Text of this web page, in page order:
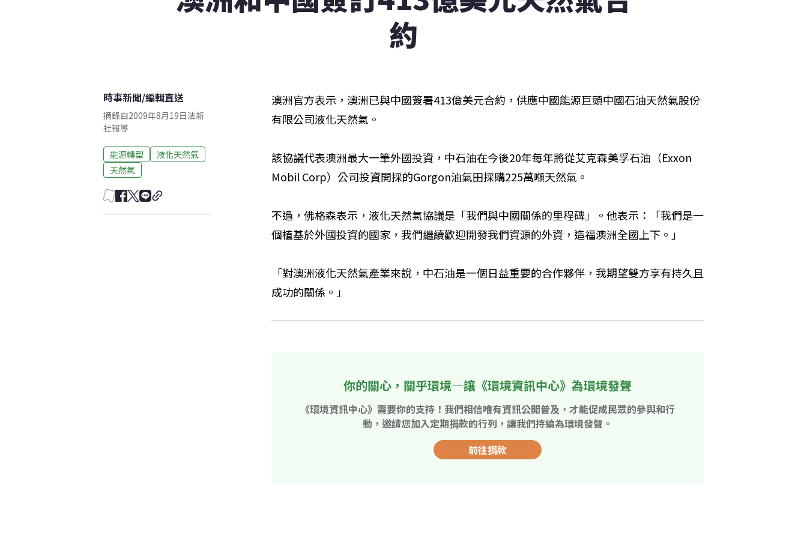
約
時事新聞/編輯直送
摘錄自2009年8月19日法新
社報導
能源轉型
液化天然氣
天然氣
澳洲官方表示，澳洲已與中國簽署413億美元合約，供應中國能源巨頭中國石油天然氣股份
有限公司液化天然氣。
該協議代表澳洲最大一筆外國投資，中石油在今後20年每年將從艾克森美孚石油（Exxon
Mobil Corp）公司投資開採的Gorgon油氣田採購225萬噸天然氣。
不過，佛格森表示，液化天然氣協議是「我們與中國關係的里程碑」。他表示：「我們是一
個植基於外國投資的國家，我們繼續歡迎開發我們資源的外資，造福澳洲全國上下。」
「對澳洲液化天然氣產業來說，中石油是一個日益重要的合作夥伴，我期望雙方享有持久且
成功的關係。」
你的關心，關乎環境—讓《環境資訊中心》為環境發聲
《環境資訊中心》需要你的支持！我們相信唯有資訊公開普及，才能促成民眾的參與和行
動，邀請您加入定期捐款的行列，讓我們持續為環境發聲。
前往捐款